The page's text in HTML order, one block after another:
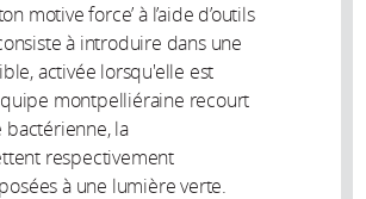
motive force’ à l’aide d’outils
à introduire dans une
activée lorsqu'elle est
montpelliéraine recourt
bactérienne, la
respectivement
à une lumière verte.